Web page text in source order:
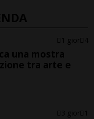
1 gior 4
una mostra
tra arte e
3 gior 1